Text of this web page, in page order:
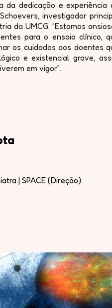
da dedicação e experiência
investigador
da UMCG. “Estamos
para o ensaio clínico,
os cuidados aos doentes
e existencial grave,
em vigor”.
| SPACE (Direção)